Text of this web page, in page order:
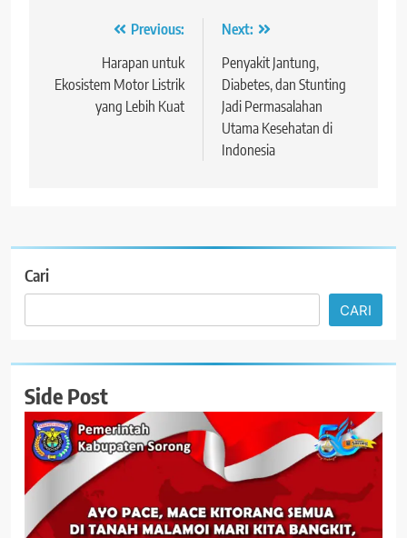
Navigasi Previous:
Harapan untuk
Ekosistem Motor Listrik
yang Lebih Kuat
Next:
Penyakit Jantung,
Diabetes, dan Stunting
Jadi Permasalahan
Utama Kesehatan di
Indonesia
Cari
CARI
Side Post